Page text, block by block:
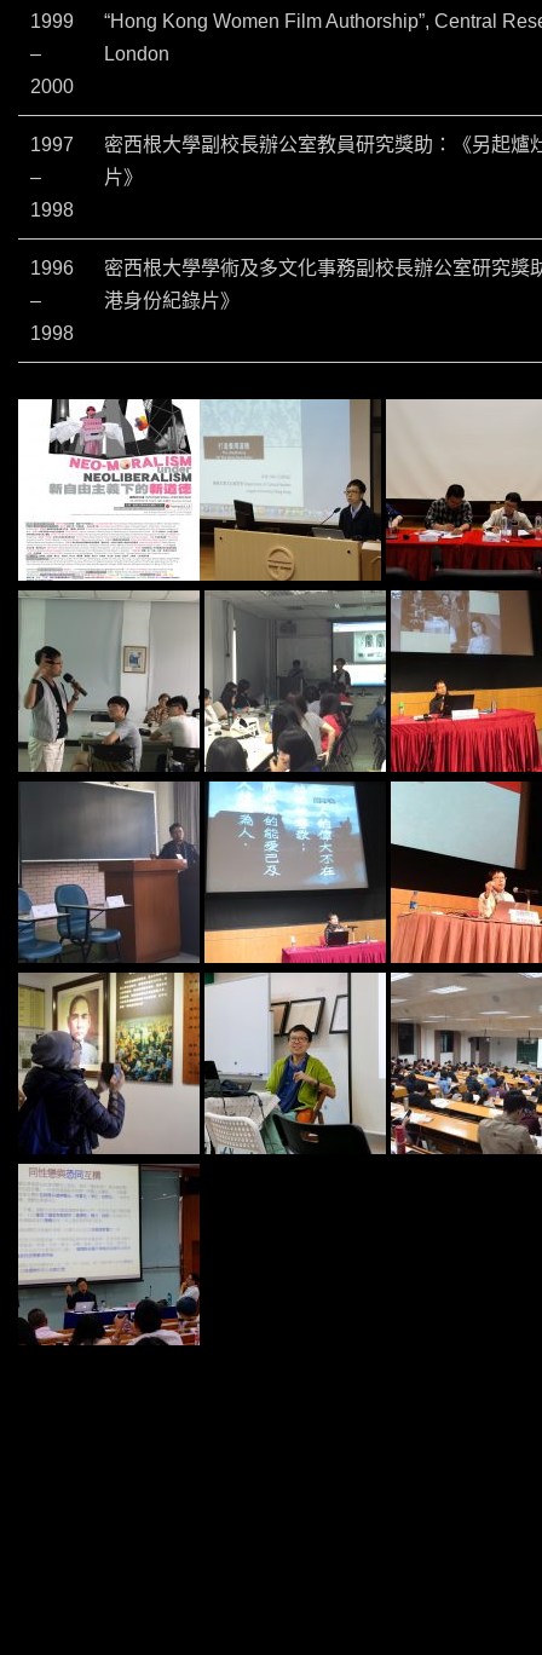
1999
–
2000
“Hong Kong Women Film Authorship”, Central
London
1997
–
1998
密西根大學副校長辦公室教員研究獎助：《另起爐
片》
1996
–
1998
密西根大學學術及多文化事務副校長辦公室研究獎
港身份紀錄片》